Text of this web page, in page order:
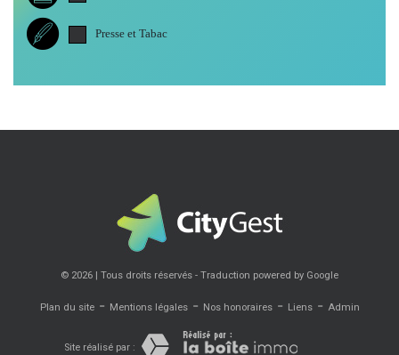
Presse et Tabac
© 2026 | Tous droits réservés - Traduction powered by Google
Plan du site- Mentions légales- Nos honoraires- Liens- Admin
Site réalisé par :